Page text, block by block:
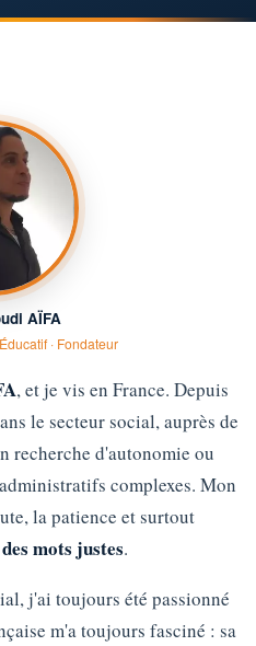
AÏFA
· Fondateur
, et je vis en France. Depuis
le secteur social, auprès de
recherche d'autonomie ou
complexes. Mon
la patience et surtout
mots justes.
j'ai toujours été passionné
m'a toujours fasciné : sa